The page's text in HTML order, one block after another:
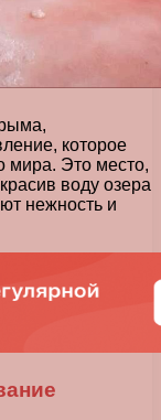
которое
мира. Это место,
воду озера
нежность и